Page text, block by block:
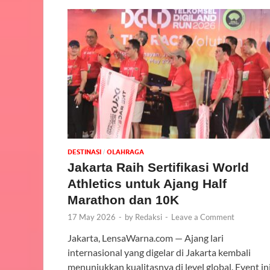
DESTINASI / OLAHRAGA
Jakarta Raih Sertifikasi World
Athletics untuk Ajang Half
Marathon dan 10K
17 May 2026 - by Redaksi - Leave a Comment
Jakarta, LensaWarna.com — Ajang lari
internasional yang digelar di Jakarta kembali
menunjukkan kualitasnya di level global. Event